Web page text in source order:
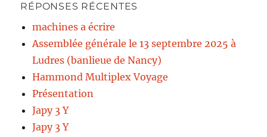
RÉPONSES RÉCENTES
machines a écrire
Assemblée générale le 13 septembre 2025 à
Ludres (banlieue de Nancy)
Hammond Multiplex Voyage
Présentation
Japy 3 Y
Japy 3 Y